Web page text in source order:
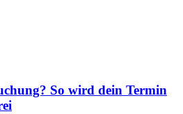
So wird dein Termin